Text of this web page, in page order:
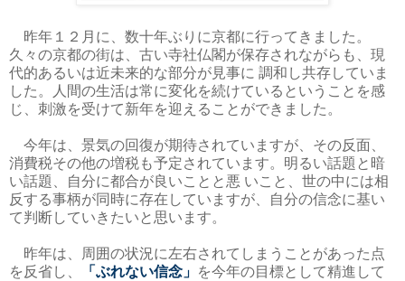
昨年１２月に、数十年ぶりに京都に行ってきました。
久々の京都の街は、古い寺社仏閣が保存されながらも、現
代的あるいは近未来的な部分が見事に 調和し共存していま
した。人間の生活は常に変化を続けているということを感
じ、刺激を受けて新年を迎えることができました。
今年は、景気の回復が期待されていますが、その反面、
消費税その他の増税も予定されています。明るい話題と暗
い話題、自分に都合が良いことと悪 いこと、世の中には相
反する事柄が同時に存在していますが、自分の信念に基い
て判断していきたいと思います。
昨年は、周囲の状況に左右されてしまうことがあった点
を反省し、
「ぶれない信念」 を今年の目標として精進して